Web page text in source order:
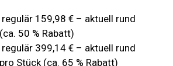
regulär 159,98 € – aktuell rund
50 % Rabatt)
regulär 399,14 € – aktuell rund
Stück (ca. 65 % Rabatt)